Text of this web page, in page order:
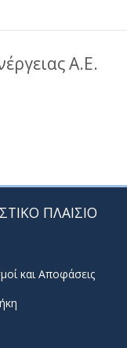
Α.Ε.
ΠΛΑΙΣΙΟ
και Αποφάσεις